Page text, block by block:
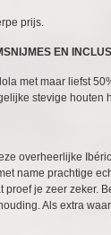
prijs.
EN
met maar liefst
stevige houten
overheerlijke
name prachtige
je zeer zeker.
Als extra